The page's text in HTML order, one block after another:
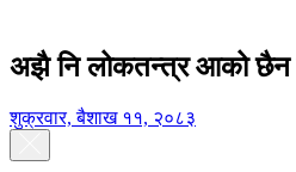
अझै नि लोकतन्त्र आको
शुक्रवार, बैशाख ११, २०८३